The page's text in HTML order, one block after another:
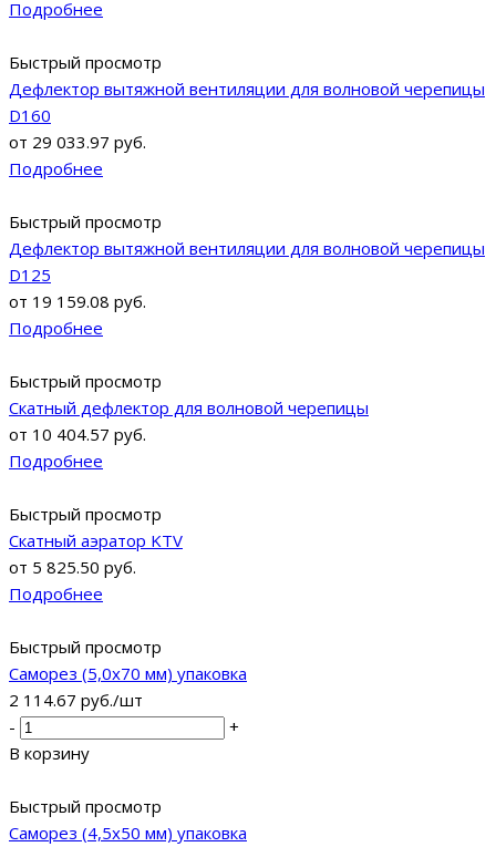
Подробнее
Быстрый просмотр
Дефлектор вытяжной вентиляции для волновой черепицы
D160
от 29 033.97 руб.
Подробнее
Быстрый просмотр
Дефлектор вытяжной вентиляции для волновой черепицы
D125
от 19 159.08 руб.
Подробнее
Быстрый просмотр
Скатный дефлектор для волновой черепицы
от 10 404.57 руб.
Подробнее
Быстрый просмотр
Скатный аэратор KTV
от 5 825.50 руб.
Подробнее
Быстрый просмотр
Саморез (5,0х70 мм) упаковка
2 114.67 руб./шт
-
+
В корзину
Быстрый просмотр
Саморез (4,5х50 мм) упаковка